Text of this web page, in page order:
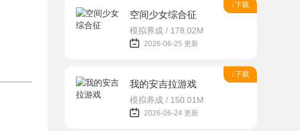
↓下载
空间少女综合征
模拟养成 / 178.02M
2026-06-25 更新
↓下载
我的安吉拉游戏
模拟养成 / 150.01M
2026-06-24 更新